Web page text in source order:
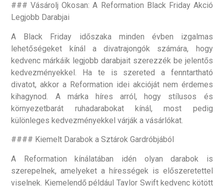
### Vásárolj Okosan: A Reformation Black Friday Akció
Legjobb Darabjai
A Black Friday időszaka minden évben izgalmas
lehetőségeket kínál a divatrajongók számára, hogy
kedvenc márkáik legjobb darabjait szerezzék be jelentős
kedvezményekkel. Ha te is szereted a fenntartható
divatot, akkor a Reformation idei akcióját nem érdemes
kihagynod. A márka híres arról, hogy stílusos és
környezetbarát ruhadarabokat kínál, most pedig
különleges kedvezményekkel várják a vásárlókat.
#### Kiemelt Darabok a Sztárok Gardróbjából
A Reformation kínálatában idén olyan darabok is
szerepelnek, amelyeket a hírességek is előszeretettel
viselnek. Kiemelendő például Taylor Swift kedvenc kötött